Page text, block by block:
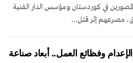
في كوردستان ومؤسس الدار الفنية
مصرعهم إثر قتل...
الإعدام وفظائع العمل.. أبعاد صناعة